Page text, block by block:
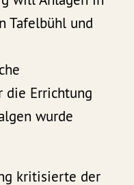
Tafelbühl und
die Errichtung
wurde
kritisierte der